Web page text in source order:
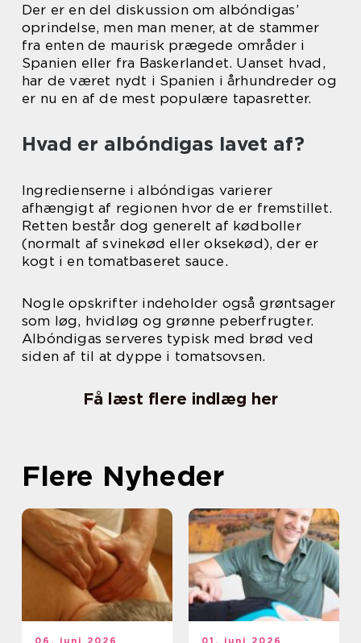
Der er en del diskussion om albóndigas’
oprindelse, men man mener, at de stammer
fra enten de maurisk prægede områder i
Spanien eller fra Baskerlandet. Uanset hvad,
har de været nydt i Spanien i århundreder og
er nu en af de mest populære tapasretter.
Hvad er albóndigas lavet af?
Ingredienserne i albóndigas varierer
afhængigt af regionen hvor de er fremstillet.
Retten består dog generelt af kødboller
(normalt af svinekød eller oksekød), der er
kogt i en tomatbaseret sauce.
Nogle opskrifter indeholder også grøntsager
som løg, hvidløg og grønne peberfrugter.
Albóndigas serveres typisk med brød ved
siden af til at dyppe i tomatsovsen.
Få læst flere indlæg her
Flere Nyheder
06. juni 2026 01. juni 2026